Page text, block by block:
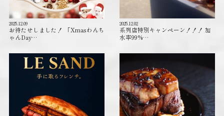
2025.12.09
お待たせしました！ 「Xmasわんち
ゃんDay…
2025.12.02
系列店特別キャンペーン！！！ 加
水率99%…